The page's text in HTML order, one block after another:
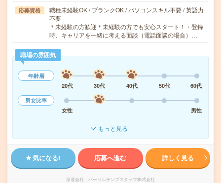
応募資格
職種未経験OK / ブランクOK / パソコンスキル不要 / 英語力
不要
＊未経験の方歓迎＊未経験の方でも安心スタート！・登録
時、キャリアを一緒に考える面談（電話面談の場合）…
職場の雰囲気
年齢層
20代
30代 40代 50代
60代
男女比率
女性
男性
もっと見る
気になる! 応募へ進む 詳しく見る
派遣会社 パーソルテンプスタッフ株式会社